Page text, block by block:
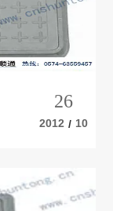
26
2012 / 10